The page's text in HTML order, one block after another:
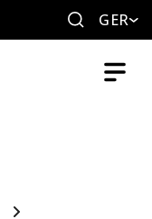
GER